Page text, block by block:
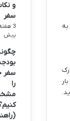
و
سفر
3
پیش
سفر
را